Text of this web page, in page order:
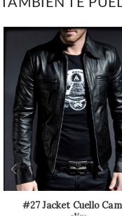
TAMBIÉN TE
#27 Jacket Cuello
slim